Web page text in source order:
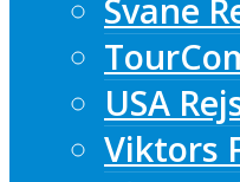
Svane
USA
Viktors